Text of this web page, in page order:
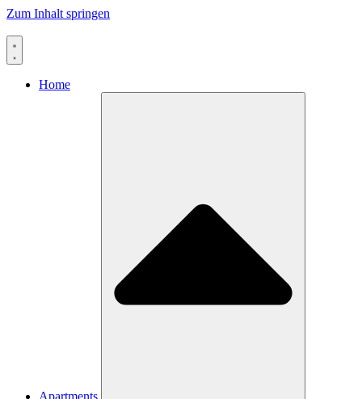
Zum Inhalt springen
Home